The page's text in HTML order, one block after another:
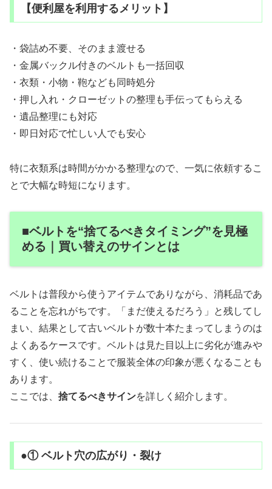
【便利屋を利用するメリット】
・袋詰め不要、そのまま渡せる
・金属バックル付きのベルトも一括回収
・衣類・小物・鞄なども同時処分
・押し入れ・クローゼットの整理も手伝ってもらえる
・遺品整理にも対応
・即日対応で忙しい人でも安心
特に衣類系は時間がかかる整理なので、一気に依頼するこ
とで大幅な時短になります。
■ベルトを“捨てるべきタイミング”を見極
める｜買い替えのサインとは
ベルトは普段から使うアイテムでありながら、消耗品であ
ることを忘れがちです。「まだ使えるだろう」と残してし
まい、結果として古いベルトが数十本たまってしまうのは
よくあるケースです。ベルトは見た目以上に劣化が進みや
すく、使い続けることで服装全体の印象が悪くなることも
あります。
ここでは、 捨てるべきサインを詳しく紹介します。
●① ベルト穴の広がり・裂け